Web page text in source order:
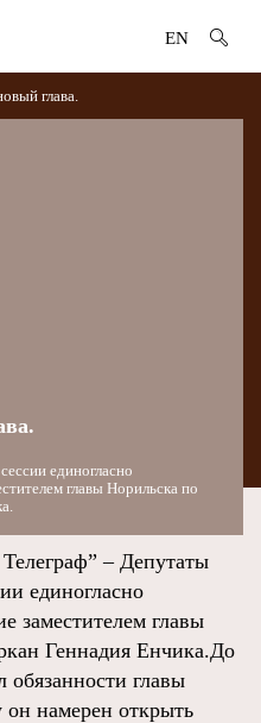
EN
глава.
единогласно
главы Норильска по
– Депутаты
единогласно
заместителем главы
Геннадия Енчика.До
обязанности главы
намерен открыть